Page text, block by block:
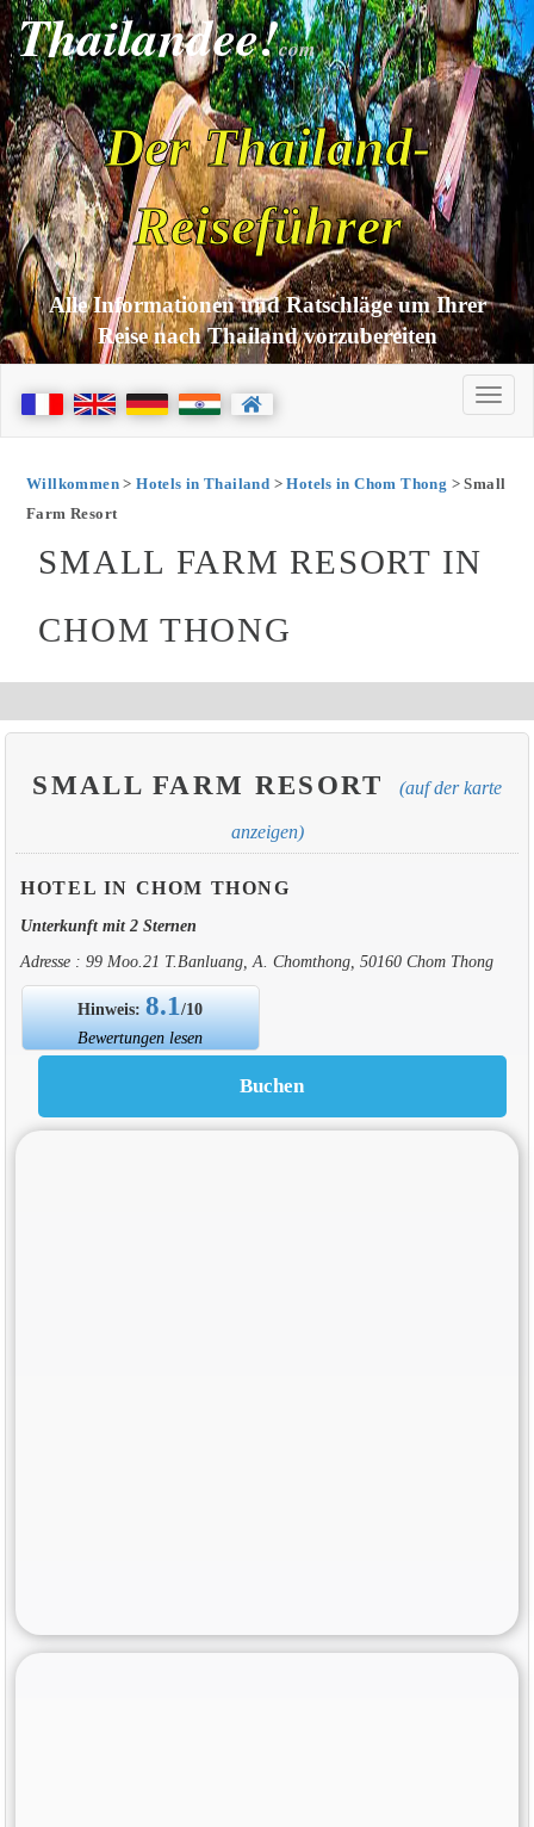
Thailandee!com
Der Thailand-
Reiseführer
Alle Informationen und Ratschläge um Ihrer
Reise nach Thailand vorzubereiten
Willkommen>Hotels in Thailand >Hotels in Chom Thong > Small
Farm Resort
SMALL FARM RESORT IN
CHOM THONG
SMALL FARM RESORT (auf der karte
anzeigen)
HOTEL IN CHOM THONG
Unterkunft mit 2 Sternen
Adresse : 99 Moo.21 T.Banluang, A. Chomthong, 50160 Chom Thong
Hinweis:8.1/10
Bewertungen lesen